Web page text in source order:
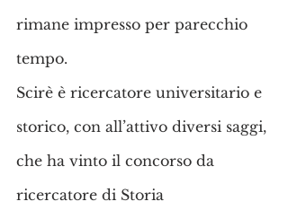
rimane impresso per parecchio
tempo.
Scirè è ricercatore universitario e
storico, con all’attivo diversi saggi,
che ha vinto il concorso da
ricercatore di Storia